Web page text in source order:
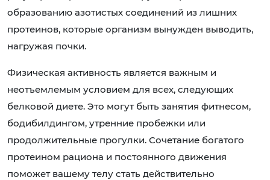
образованию азотистых соединений из лишних
протеинов, которые организм вынужден выводить,
нагружая почки.
Физическая активность является важным и
неотъемлемым условием для всех, следующих
белковой диете. Это могут быть занятия фитнесом,
бодибилдингом, утренние пробежки или
продолжительные прогулки. Сочетание богатого
протеином рациона и постоянного движения
поможет вашему телу стать действительно